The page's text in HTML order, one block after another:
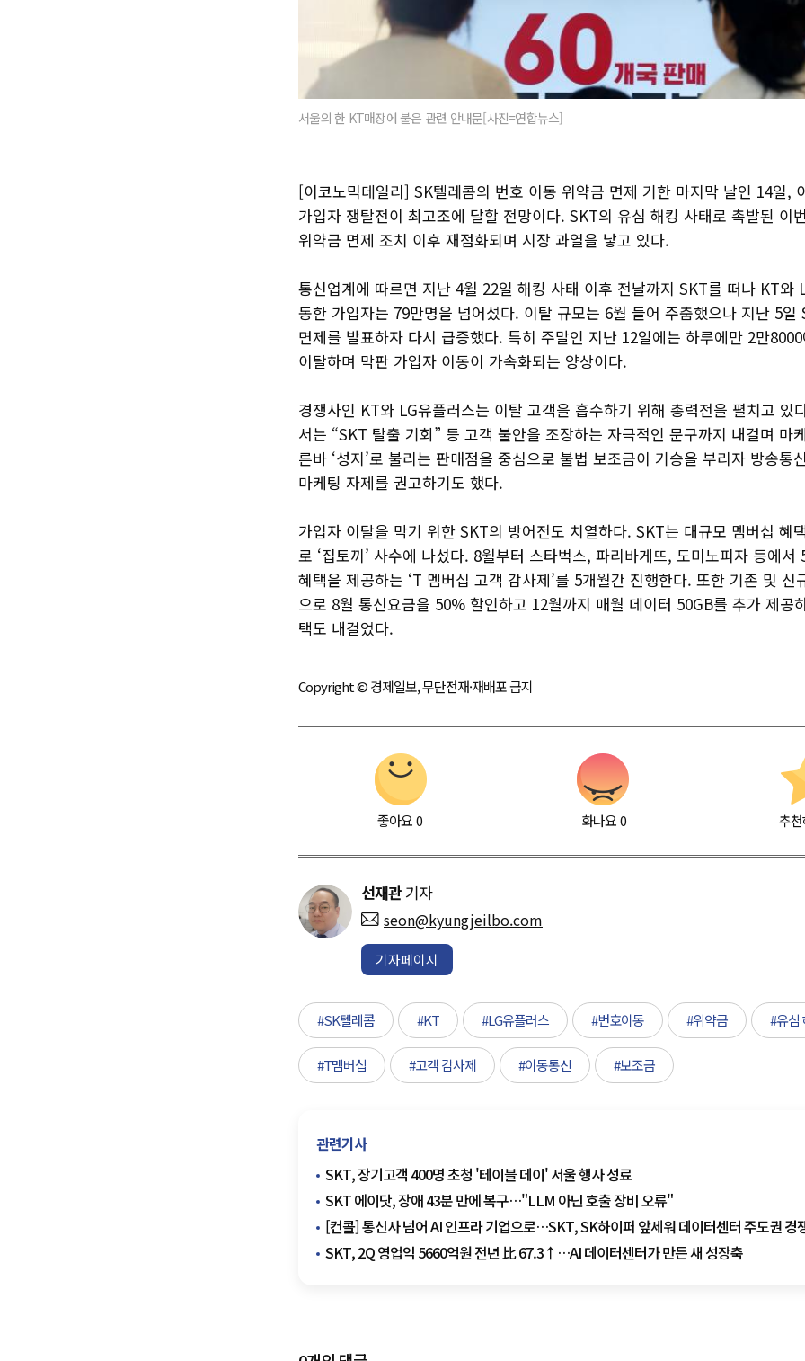
서울의 한 KT매장에 붙은 관련 안내문[사진=연합뉴스]
[이코노믹데일리] SK텔레콤의 번호 이동 위약금 면제 기한 마지막 날인 14일,
가입자 쟁탈전이 최고조에 달할 전망이다. SKT의 유심 해킹 사태로 촉발된 이
위약금 면제 조치 이후 재점화되며 시장 과열을 낳고 있다.
통신업계에 따르면 지난 4월 22일 해킹 사태 이후 전날까지 SKT를 떠나 KT와
동한 가입자는 79만명을 넘어섰다. 이탈 규모는 6월 들어 주춤했으나 지난 5일
면제를 발표하자 다시 급증했다. 특히 주말인 지난 12일에는 하루에만 2만
이탈하며 막판 가입자 이동이 가속화되는 양상이다.
경쟁사인 KT와 LG유플러스는 이탈 고객을 흡수하기 위해 총력전을 펼치고 있
서는 “SKT 탈출 기회” 등 고객 불안을 조장하는 자극적인 문구까지 내걸며 마
른바 ‘성지’로 불리는 판매점을 중심으로 불법 보조금이 기승을 부리자 방송통
마케팅 자제를 권고하기도 했다.
가입자 이탈을 막기 위한 SKT의 방어전도 치열하다. SKT는 대규모 멤버십 혜
로 ‘집토끼’ 사수에 나섰다. 8월부터 스타벅스, 파리바게뜨, 도미노피자 등에
혜택을 제공하는 ‘T 멤버십 고객 감사제’를 5개월간 진행한다. 또한 기존 및 신
으로 8월 통신요금을 50% 할인하고 12월까지 매월 데이터 50GB를 추가 제공
택도 내걸었다.
Copyright © 경제일보, 무단전재·재배포 금지
좋아요 0 화나요0 추
선재관 기자
seon@kyungjeilbo.com
기자페이지
#SK텔레콤 #KT #LG유플러스 #번호이동 #위약금 #유심
#T멤버십 #고객 감사제 #이동통신 #보조금
관련기사
SKT, 장기고객 400명 초청 '테이블 데이' 서울 행사 성료
SKT 에이닷, 장애 43분 만에 복구…"LLM 아닌 호출 장비 오류"
[컨콜] 통신사 넘어 AI 인프라 기업으로…SKT, SK하이퍼 앞세워 데이터센터 주도권 경
SKT, 2Q 영업익 5660억원 전년 比 67.3↑…AI 데이터센터가 만든 새 성장축